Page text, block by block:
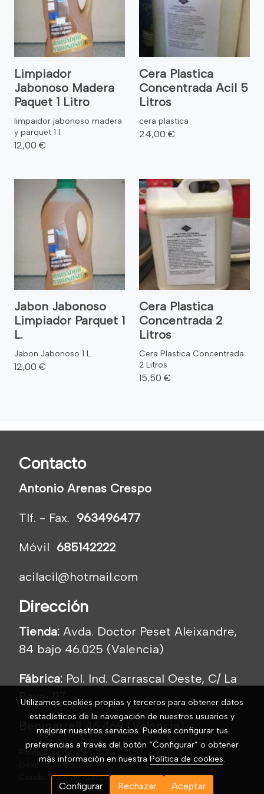
Limpiador
Jabonoso Madera
Paquet 1 Litro
limpaidor jabonoso madera
y parquet 1 l.
12,00 €
Cera Plastica
Concentrada Acil 5
Litros
cera plastica
24,00 €
Jabon Jabonoso
Limpiador Parquet 1
L.
Jabon Jabonoso 1 L.
12,00 €
Cera Plastica
Concentrada 2
Litros
Cera Plastica Concentrada
2 Litros
15,50 €
Contacto
Antonio Arenas Crespo
Tlf. - Fax. 963496477
Móvil 685142222
acilacil@hotmail.com
Dirección
Tienda: Avda. Doctor Peset Aleixandre,
84 bajo 46.025 (Valencia)
Fábrica: Pol. Ind. Carrascal Oeste, C/ La
Raya, 117
Beniparrell 46.469 (Valencia)
Política de cookies
Gestión de cookies
Condiciones de compra
Utilizamos cookies propias y terceros para obtener datos
estadísticos de la navegación de nuestros usuarios y
mejorar nuestros servicios. Puedes configurar tus
preferencias a través del botón “Configurar” o obtener
más información en nuestra Política de cookies.
Configurar Rechazar Aceptar